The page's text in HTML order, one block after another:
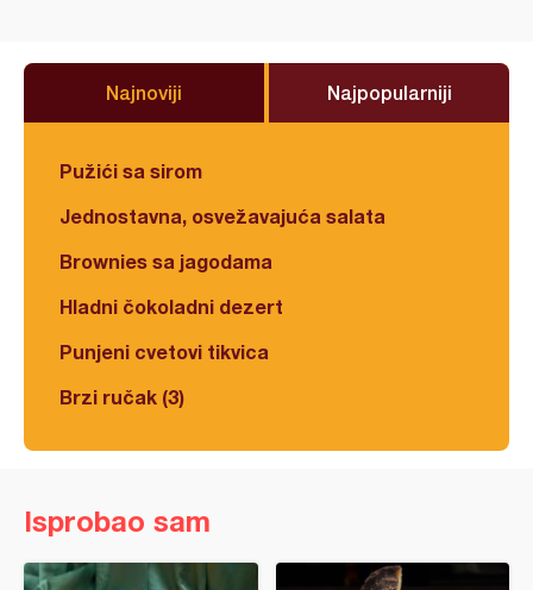
Najnoviji Najpopularniji
Pužići sa sirom
Jednostavna, osvežavajuća salata
Brownies sa jagodama
Hladni čokoladni dezert
Punjeni cvetovi tikvica
Brzi ručak (3)
Isprobao sam